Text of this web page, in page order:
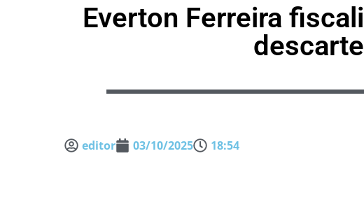
Everton Ferreira
editor 03/10/2025 18:54